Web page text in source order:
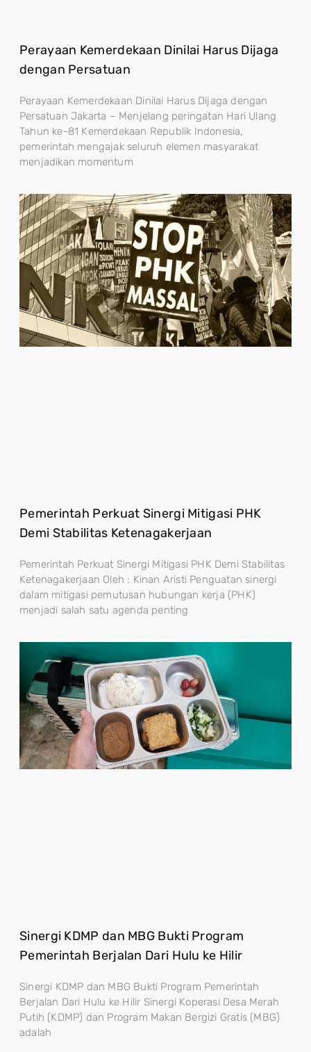
Perayaan Kemerdekaan Dinilai Harus Dijaga
dengan Persatuan
Perayaan Kemerdekaan Dinilai Harus Dijaga dengan
Persatuan Jakarta – Menjelang peringatan Hari Ulang
Tahun ke-81 Kemerdekaan Republik Indonesia,
pemerintah mengajak seluruh elemen masyarakat
menjadikan momentum
Pemerintah Perkuat Sinergi Mitigasi PHK
Demi Stabilitas Ketenagakerjaan
Pemerintah Perkuat Sinergi Mitigasi PHK Demi Stabilitas
Ketenagakerjaan Oleh : Kinan Aristi Penguatan sinergi
dalam mitigasi pemutusan hubungan kerja (PHK)
menjadi salah satu agenda penting
Sinergi KDMP dan MBG Bukti Program
Pemerintah Berjalan Dari Hulu ke Hilir
Sinergi KDMP dan MBG Bukti Program Pemerintah
Berjalan Dari Hulu ke Hilir Sinergi Koperasi Desa Merah
Putih (KDMP) dan Program Makan Bergizi Gratis (MBG)
adalah